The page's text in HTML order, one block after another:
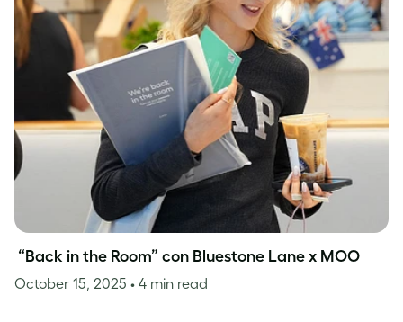
“Back in the Room” con Bluestone Lane x MOO
October 15, 2025 • 4 min read